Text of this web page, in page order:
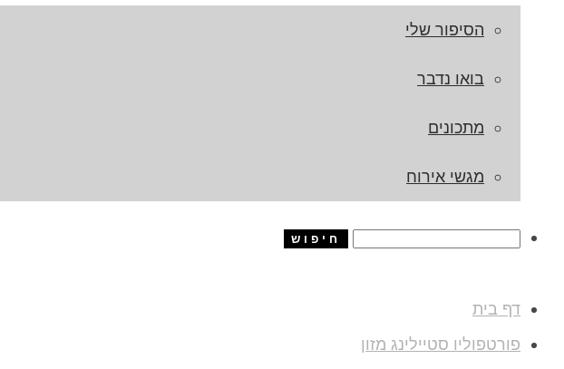
הסיפור שלי
בואו נדבר
מתכונים
מגשי אירוח
דף בית
פורטפוליו סטיילינג מזון